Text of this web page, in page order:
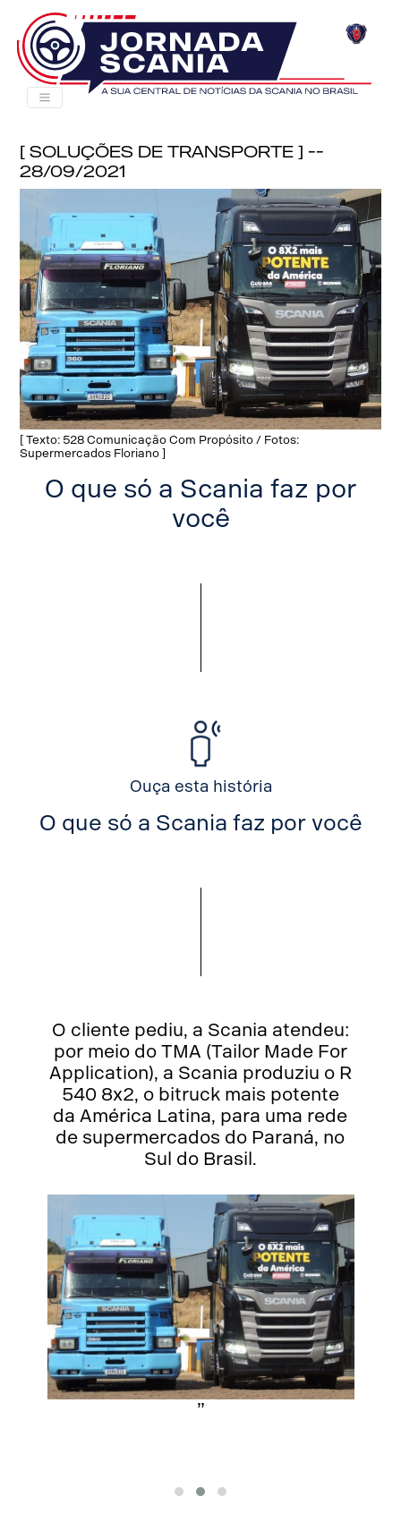
[ Soluções de Transporte ] --
28/09/2021
[ Texto: 528 Comunicação Com Propósito / Fotos:
Supermercados Floriano ]
O que só a Scania faz por
você
Ouça esta história
O que só a Scania faz por você
O cliente pediu, a Scania atendeu:
por meio do TMA (Tailor Made For
Application), a Scania produziu o R
540 8x2, o bitruck mais potente
da América Latina, para uma rede
de supermercados do Paraná, no
Sul do Brasil.
”